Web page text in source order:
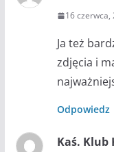
16 czerwca,
Ja też
zdjęcia i
Odpowiedz
Kaś. Klub